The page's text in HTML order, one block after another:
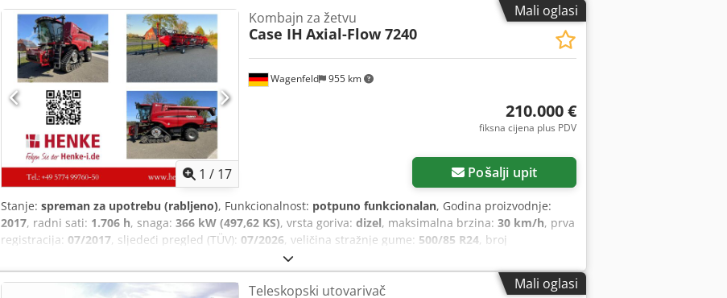
Mali oglasi
1 / 17
Wagenfeld 955 km
Kombajn za žetvu
Case IH Axial-Flow 7240
210.000 €
fiksna cijena plus PDV
Pošalji upit
Stanje: spreman za upotrebu (rabljeno), Funkcionalnost: potpuno funkcionalan, Godina proizvodnje:
2017, radni sati: 1.706 h, snaga: 366 kW (497,62 KS), vrsta goriva: dizel, maksimalna brzina: 30 km/h, prva
registracija: 07/2017, sljedeći pregled (TÜV): 07/2026, veličina stražnje gume: 500/85 R24, broj
kabina, klima uređaj, rasvjeta, repcorez, spojka prikolice
ovlaštene osobe nudimo sljedeći rabljeni artikl na prodaju: Case-IH kombajn AF 7240 sa ST-rotorom Broj
šasije: YHG233775 Uzdužno postavljen ST-rotor Varijanta 30 km/h 6-cilindrični motor Snaga: 366 kW (497
Mali oglasi
Teleskopski utovarivač